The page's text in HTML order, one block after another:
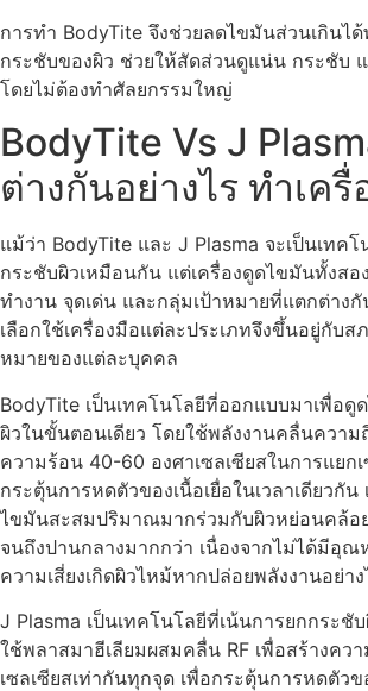
การทำ BodyTite จึงช่วยลดไขมันส่วนเกินไ
กระชับของผิว ช่วยให้สัดส่วนดูแน่น กระชับ
โดยไม่ต้องทำศัลยกรรมใหญ่
BodyTite Vs J
ต่างกันอย่างไร ทำเค
แม้ว่า BodyTite และ J Plasma จะเป็นเทค
กระชับผิวเหมือนกัน แต่เครื่องดูดไขมันทั้งส
ทำงาน จุดเด่น และกลุ่มเป้าหมายที่แตกต่างกั
เลือกใช้เครื่องมือแต่ละประเภทจึงขึ้นอยู่กับ
หมายของแต่ละบุคคล
BodyTite เป็นเทคโนโลยีที่ออกแบบมาเพื่อ
ผิวในขั้นตอนเดียว โดยใช้พลังงานคลื่นความ
ความร้อน 40-60 องศาเซลเซียสในการแยก
กระตุ้นการหดตัวของเนื้อเยื่อในเวลาเดียวกั
ไขมันสะสมปริมาณมากร่วมกับผิวหย่อนคล้อ
จนถึงปานกลางมากกว่า เนื่องจากไม่ได้มีอุ
ความเสี่ยงเกิดผิวไหม้หากปล่อยพลังงานอย่า
J Plasma เป็นเทคโนโลยีที่เน้นการยกกระชั
ใช้พลาสมาฮีเลียมผสมคลื่น RF เพื่อสร้างคว
เซลเซียสเท่ากันทุกจุด เพื่อกระตุ้นการหดตัวข